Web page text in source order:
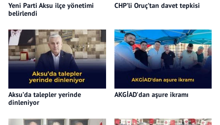
Yeni Parti Aksu ilçe yönetimi
belirlendi
CHP’li Oruç’tan davet tepkisi
Aksu’da talepler yerinde
dinleniyor
AKGİAD'dan aşure ikramı